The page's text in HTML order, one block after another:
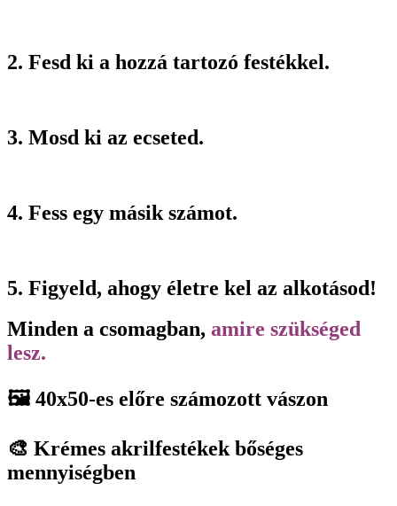
2. Fesd ki a hozzá tartozó festékkel.
3. Mosd ki az ecseted.
4. Fess egy másik számot.
5. Figyeld, ahogy életre kel az alkotásod!
Minden a csomagban, amire szükséged
lesz.
🖼️ 40x50-es előre számozott vászon
🎨 Krémes akrilfestékek bőséges
mennyiségben